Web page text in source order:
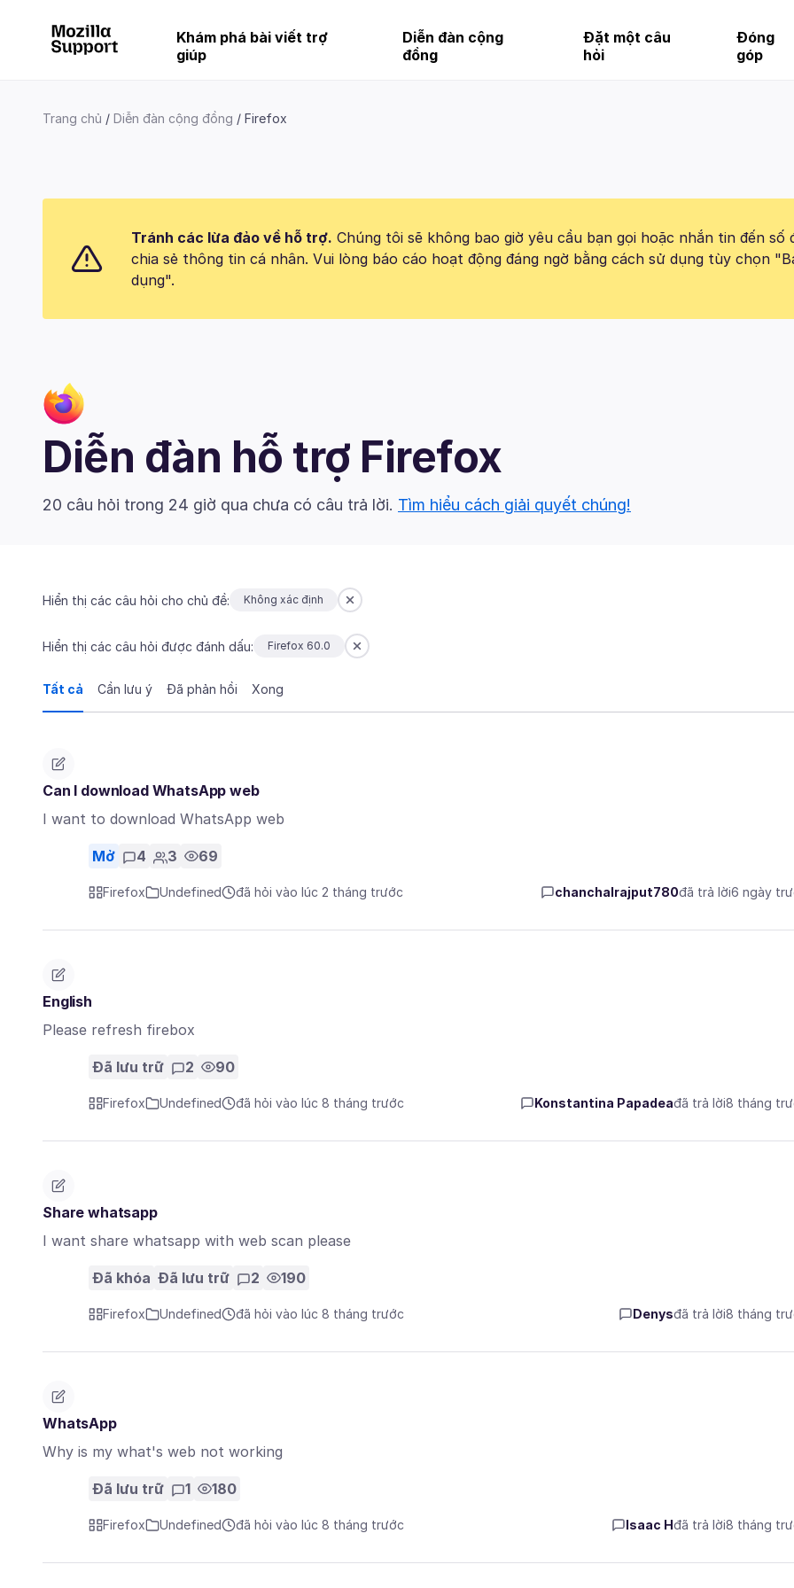
Khám phá bài viết trợ
giúp
Diễn đàn cộng
đồng
Đặt một câu
hỏi
Đóng
góp
Trang chủ Diễn đàn cộng đồng Firefox
Tránh các lừa đảo về hỗ trợ. Chúng tôi sẽ không bao giờ yêu cầu bạn gọi hoặc nhắn tin đến số
chia sẻ thông tin cá nhân. Vui lòng báo cáo hoạt động đáng ngờ bằng cách sử dụng tùy chọn
dụng".
Diễn đàn hỗ trợ Firefox
20 câu hỏi trong 24 giờ qua chưa có câu trả lời. Tìm hiểu cách giải quyết chúng!
Hiển thị các câu hỏi cho chủ đề: Không xác định
Hiển thị các câu hỏi được đánh dấu: Firefox 60.0
Tất cả Cần lưu ý Đã phản hồi Xong
Can I download WhatsApp web
I want to download WhatsApp web
Mở 4 3 69
Firefox Undefined đã hỏi vào lúc 2 tháng trước chanchalrajput780đã trả lời6 ngày
English
Please refresh firebox
Đã lưu trữ 2 90
Firefox Undefined đã hỏi vào lúc 8 tháng trước Konstantina Papadeađã trả lời8 tháng
Share whatsapp
I want share whatsapp with web scan please
Đã khóa Đã lưu trữ 2 190
Firefox Undefined đã hỏi vào lúc 8 tháng trước Denysđã trả lời8 tháng
WhatsApp
Why is my what's web not working
Đã lưu trữ 1 180
Firefox Undefined đã hỏi vào lúc 8 tháng trước Isaac Hđã trả lời8 tháng